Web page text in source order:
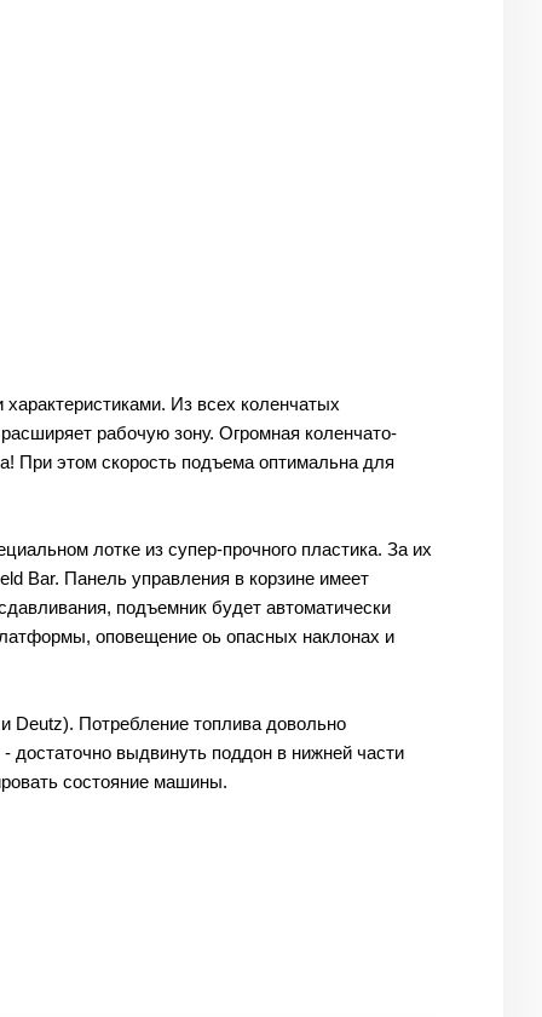
Из всех коленчатых
рабочую зону. Огромная коленчато-
При этом скорость подъема оптимальна для
лотке из супер-прочного пластика. За их
Bar. Панель управления в корзине имеет
подъемник будет автоматически
оповещение оь опасных наклонах и
Потребление топлива довольно
достаточно выдвинуть поддон в нижней части
состояние машины.